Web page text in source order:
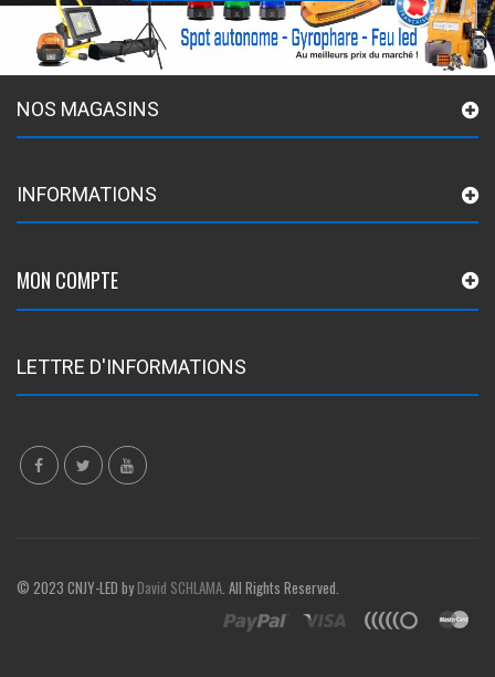
NOS MAGASINS
INFORMATIONS
MON COMPTE
LETTRE D'INFORMATIONS
© 2023 CNJY-LED byDavid SCHLAMA. All Rights Reserved.